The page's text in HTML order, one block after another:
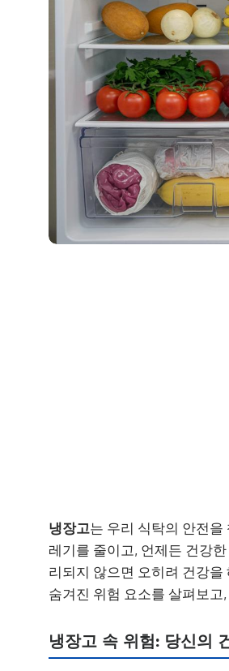
냉장고는 우리 식탁의 안전
레기를 줄이고, 언제든 건강
리되지 않으면 오히려 건강
숨겨진 위험 요소를 살펴보고
냉장고 속 위험: 당신의